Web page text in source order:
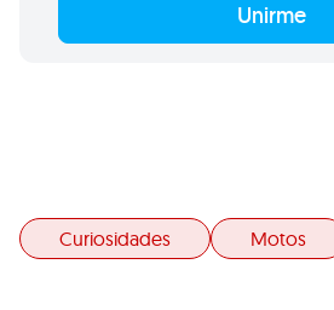
Unirme
Curiosidades Motos